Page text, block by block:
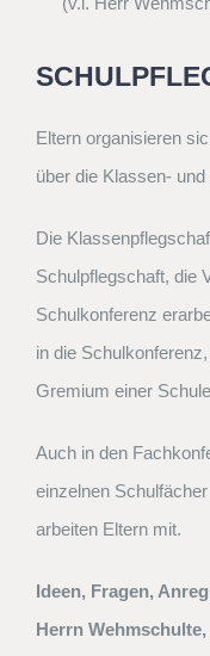
Eltern organisieren
über die Klassen-
Die
Schulpflegschaft, die
Schulkonferenz
in die
Gremium einer
Auch in den
einzelnen
arbeiten Eltern mit.
Ideen, Fragen,
Herrn